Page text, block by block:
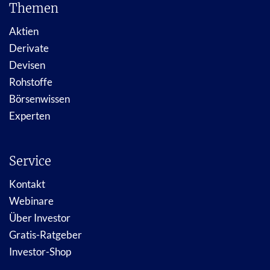
Themen
Aktien
Derivate
Devisen
Rohstoffe
Börsenwissen
Experten
Service
Kontakt
Webinare
Über Investor
Gratis-Ratgeber
Investor-Shop